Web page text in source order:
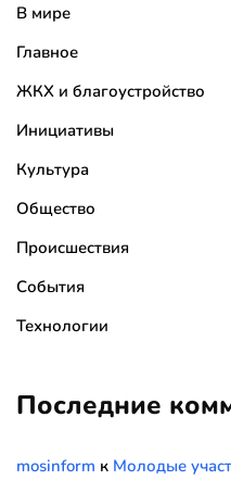
В мире
Главное
ЖКХ и благоустройство
Инициативы
Культура
Общество
Происшествия
События
Технологии
Последние
mosinform к Молодые